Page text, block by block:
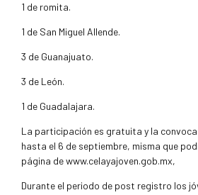
1 de romita.
1 de San Miguel Allende.
3 de Guanajuato.
3 de León.
1 de Guadalajara.
La participación es gratuita y la
hasta el 6 de septiembre, misma que
página de www.celayajoven.gob.mx,
Durante el periodo de post registro los